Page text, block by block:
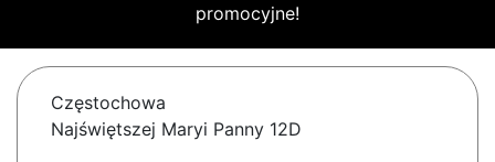
promocyjne!
Częstochowa
Najświętszej Maryi Panny 12D